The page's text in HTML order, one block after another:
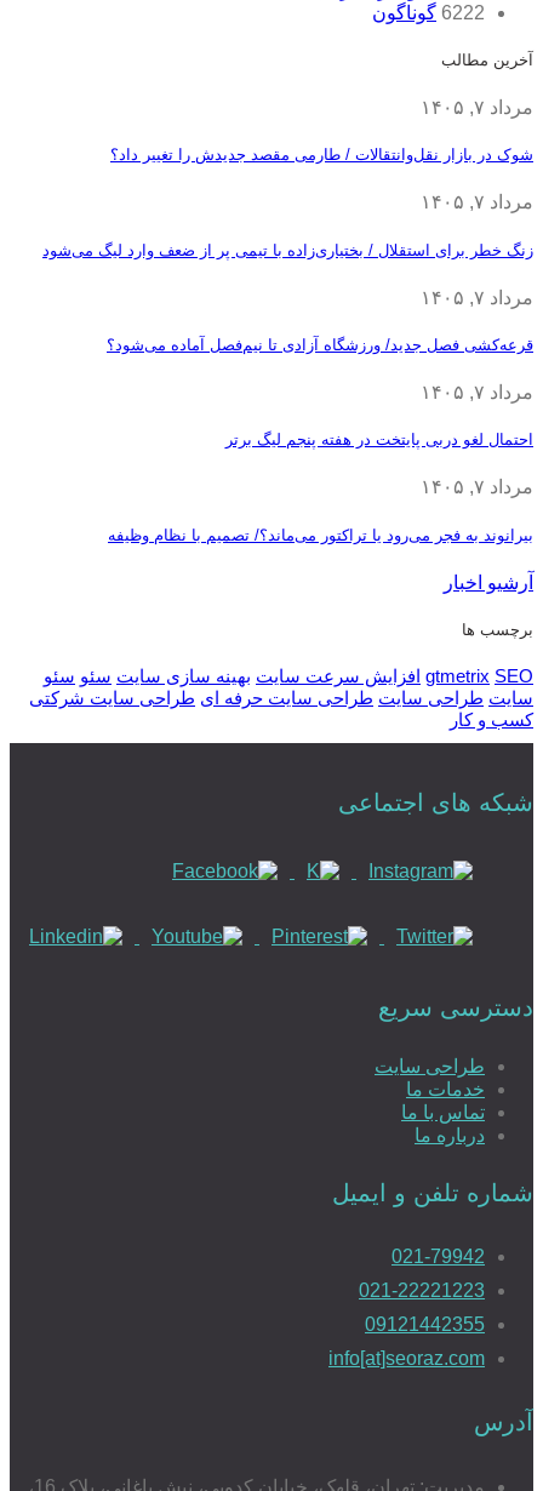
6222 گوناگون
آخرین مطالب
مرداد ۷, ۱۴۰۵
شوک در بازار نقل‌وانتقالات / طارمی مقصد جدیدش را تغییر داد؟
مرداد ۷, ۱۴۰۵
زنگ خطر برای استقلال / بختیاری‌زاده با تیمی پر از ضعف وارد لیگ می‌شود
مرداد ۷, ۱۴۰۵
قرعه‎‌کشی فصل جدید/ ورزشگاه آزادی تا نیم‌فصل آماده می‌شود؟
مرداد ۷, ۱۴۰۵
احتمال لغو دربی پایتخت در هفته پنجم لیگ برتر
مرداد ۷, ۱۴۰۵
بیرانوند به فجر می‌رود یا تراکتور می‌ماند؟/ تصمیم با نظام وظیفه
آرشیو اخبار
برچسب ها
gtmetrix SEO افزایش سرعت سایت بهینه سازی سایت سئو سئو
سایت طراحی سایت طراحی سایت حرفه ای طراحی سایت شرکتی
کسب و کار
شبکه های اجتماعی
دسترسی سریع
طراحی سایت
خدمات ما
تماس با ما
درباره ما
شماره تلفن و ایمیل
021-79942
021-22221223
09121442355
info[at]seoraz.com
آدرس
مدیریت: تهران، قلهک، خیابان کدویی، نبش باغانی، پلاک 16،